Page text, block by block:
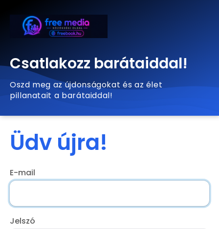
Csatlakozz barátaiddal!
Oszd meg az újdonságokat és az élet
pillanatait a barátaiddal!
Üdv újra!
E-mail
Jelszó